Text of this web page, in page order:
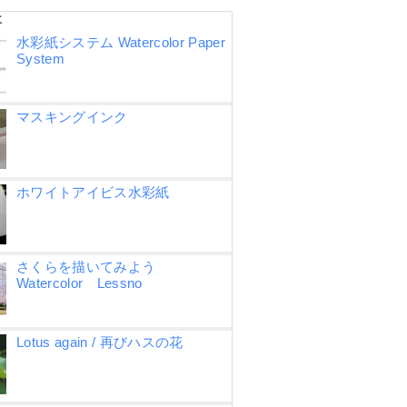
水彩紙システム Watercolor Paper
System
マスキングインク
ホワイトアイビス水彩紙
さくらを描いてみよう
Watercolor Lessno
Lotus again / 再びハスの花